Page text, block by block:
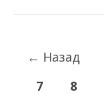
← Назад
7
8